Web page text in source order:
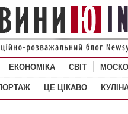
ЕКОНОМІКА СВІТ
ЦЕ ЦІКАВО